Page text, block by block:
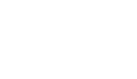
Sok. No3/A Kadıköy İstanbul